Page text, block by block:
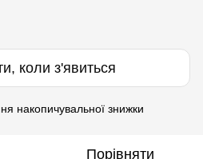
коли з'явиться
накопичувальної знижки
Порівняти